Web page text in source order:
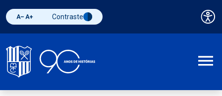
Diminuir fonte
Aumentar fonteAlternar contraste
Contraste